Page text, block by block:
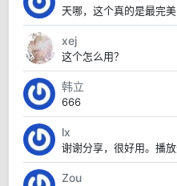
xej
这个怎么用？
韩立
666
lx
谢谢分享，很好用。播
Zou